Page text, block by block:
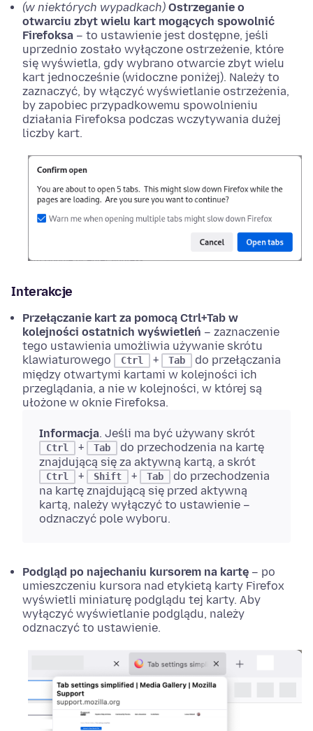
(w niektórych wypadkach) Ostrzeganie o
otwarciu zbyt wielu kart mogących spowolnić
Firefoksa – to ustawienie jest dostępne, jeśli
uprzednio zostało wyłączone ostrzeżenie, które
się wyświetla, gdy wybrano otwarcie zbyt wielu
kart jednocześnie (widoczne poniżej). Należy to
zaznaczyć, by włączyć wyświetlanie ostrzeżenia,
by zapobiec przypadkowemu spowolnieniu
działania Firefoksa podczas wczytywania dużej
liczby kart.
Interakcje
Przełączanie kart za pomocą Ctrl+Tab w
kolejności ostatnich wyświetleń – zaznaczenie
tego ustawienia umożliwia używanie skrótu
klawiaturowego
Ctrl + Tab
do przełączania
między otwartymi kartami w kolejności ich
przeglądania, a nie w kolejności, w której są
ułożone w oknie Firefoksa.
Informacja. Jeśli ma być używany skrót
Ctrl + Tab
do przechodzenia na kartę
znajdującą się za aktywną kartą, a skrót
Ctrl + Shift + Tab
do przechodzenia
na kartę znajdującą się przed aktywną
kartą, należy wyłączyć to ustawienie –
odznaczyć pole wyboru.
Podgląd po najechaniu kursorem na kartę – po
umieszczeniu kursora nad etykietą karty Firefox
wyświetli miniaturę podglądu tej karty. Aby
wyłączyć wyświetlanie podglądu, należy
odznaczyć to ustawienie.